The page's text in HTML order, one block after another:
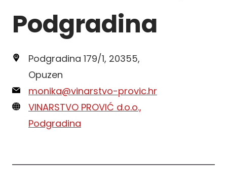
Podgradina
Podgradina 179/1, 20355,
Opuzen
monika@vinarstvo-provic.hr
VINARSTVO PROVIĆ d.o.o.,
Podgradina